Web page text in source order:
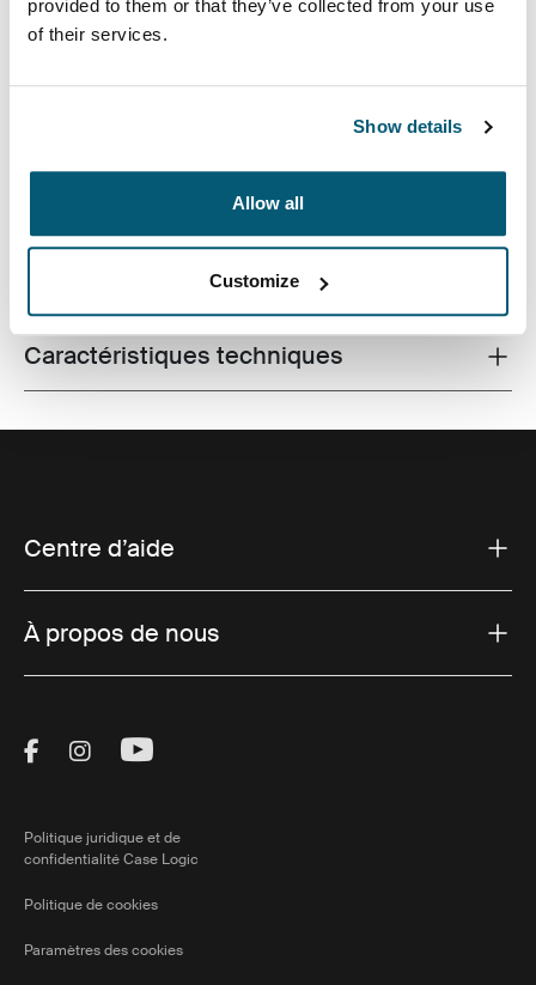
provided to them or that they’ve collected from your use
of their services.
Show details
Allow all
Customize
ordinateur portable au travail comme en cours.
Toggle features
Toutes les caractéristiques
Toggle techspec
Caractéristiques techniques
Centre d’aide
À propos de nous
Visit Thule on Facebook (external link)
Visit Thule on Instagram (external link)
Visit Thule on Youtube (external
Politique juridique et de
confidentialité Case Logic
Politique de cookies
Paramètres des cookies